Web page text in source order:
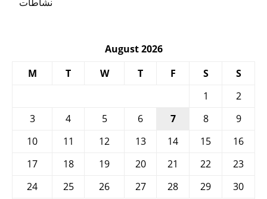
August 2026
M
T W T F S
S
1
2
3
4 5 6 7 8
9
10
11 12 13 14 15
16
17
18 19 20 21 22
23
24
25 26 27 28 29
30